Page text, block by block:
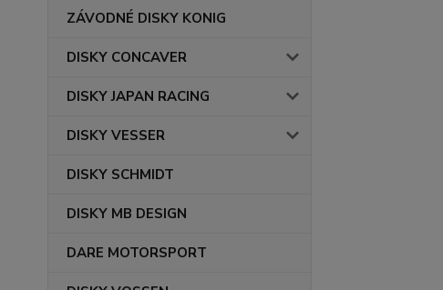
ZÁVODNÉ DISKY KONIG
DISKY CONCAVER
DISKY JAPAN RACING
DISKY VESSER
DISKY SCHMIDT
DISKY MB DESIGN
DARE MOTORSPORT